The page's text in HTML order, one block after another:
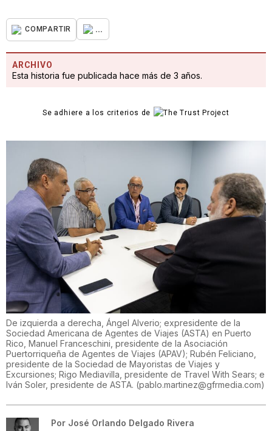
COMPARTIR ...
ARCHIVO
Esta historia fue publicada hace más de 3 años.
Se adhiere a los criterios de
De izquierda a derecha, Ángel Alverio; expresidente de la
Sociedad Americana de Agentes de Viajes (ASTA) en Puerto
Rico, Manuel Franceschini, presidente de la Asociación
Puertorriqueña de Agentes de Viajes (APAV); Rubén Feliciano,
presidente de la Sociedad de Mayoristas de Viajes y
Excursiones; Rigo Mediavilla, presidente de Travel With Sears; e
Iván Soler, presidente de ASTA. (pablo.martinez@gfrmedia.com)
Por José Orlando Delgado Rivera